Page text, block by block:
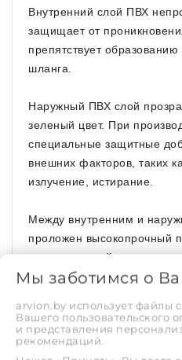
Внутренний слой ПВХ
защищает от
препятствует
шланга.
Наружный ПВХ слой
зеленый цвет. При
специальные защитные
внешних факторов, таких
излучение, истирание.
Между внутренним и
проложен высокопрочный
высокопрочной
этот вид шланга имеет
эксплуатационные
Мы заботимся о
arvion.by использует файлы
Вашего пользовательского
и представления
рекомендаций.